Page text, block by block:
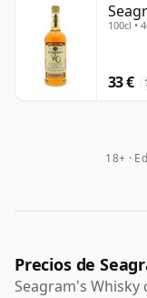
100cl •
33 €
18+ ·
Precios de
Seagram's